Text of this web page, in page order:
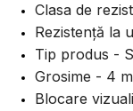
Clasa de
Rezistență la
Tip produs -
Grosime - 4
Blocare